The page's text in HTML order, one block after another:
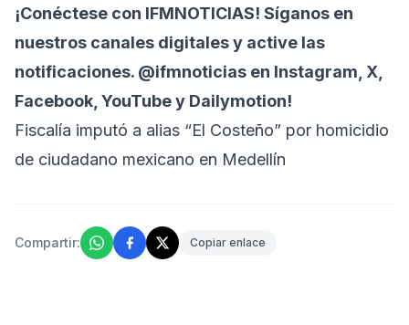
¡Conéctese con IFMNOTICIAS! Síganos en
nuestros canales digitales y active las
notificaciones. @ifmnoticias en Instagram, X,
Facebook, YouTube y Dailymotion!
Fiscalía imputó a alias “El Costeño” por homicidio
de ciudadano mexicano en Medellín
Compartir: Copiar enlace